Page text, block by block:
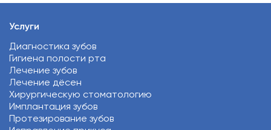
Услуги
Диагностика зубов
Гигиена полости рта
Лечение зубов
Лечение дёсен
Хирургическую стоматологию
Имплантация зубов
Протезирование зубов